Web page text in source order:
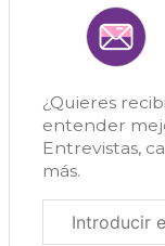
¿Quieres
entender
Entrevistas,
más.
electrónico